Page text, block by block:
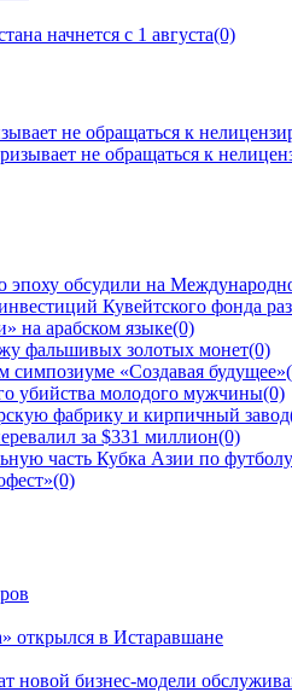
начнется с 1 августа(0)
не обращаться к
обсудили на
Кувейтского фонда
на арабском языке(0)
фальшивых золотых монет(0)
симпозиуме «Создавая будущее»
убийства молодого мужчины(0)
фабрику и кирпичный завод
за $331 миллион(0)
часть Кубка Азии по футболу
(0)
открылся в Истаравшане
новой бизнес-модели